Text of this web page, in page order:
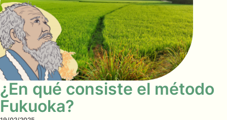
¿En qué consiste el método
Fukuoka?